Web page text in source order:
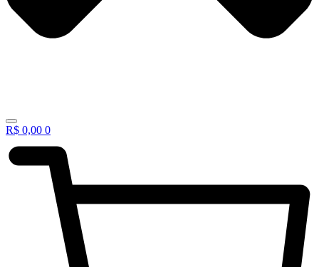
R$ 0,00 0